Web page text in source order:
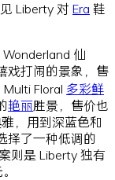
Liberty 对Era 鞋
仙
戏打闹的景象，售
Multi Floral 多彩鲜
艳丽胜景，售价也
，用到深蓝色和
择了一种低调的
则是 Liberty 独有